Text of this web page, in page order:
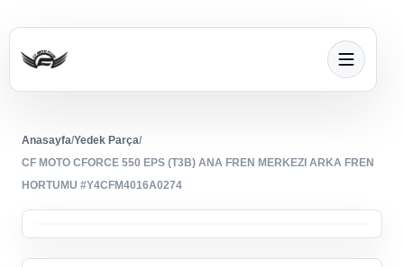
Anasayfa/Yedek Parça/
CF MOTO CFORCE 550 EPS (T3B) ANA FREN MERKEZI ARKA FREN
HORTUMU #Y4CFM4016A0274